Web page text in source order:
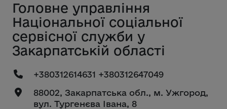
Головне управління
Національної соціальної
сервісної служби у
Закарпатській області
+380312614631 +380312647049
88002, Закарпатська обл., м. Ужгород,
вул. Тургенєва Івана, 8